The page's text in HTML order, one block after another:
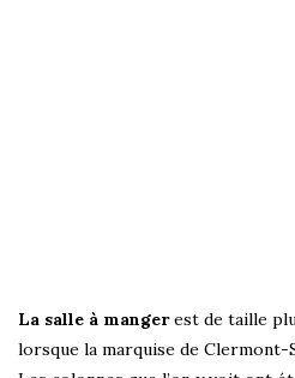
La salle à mangerest de taille
lorsque la marquise de Clermont-